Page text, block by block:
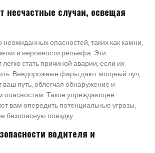
несчастные случаи, освещая
опасностей, таких как камни,
и неровности рельефа. Эти
легко стать причиной аварии, если их
Внедорожные фары дают мощный луч,
путь, облегчая обнаружение и
опасностям. Такое упреждающее
вам опередить потенциальные угрозы,
безопасную поездку.
водителя и